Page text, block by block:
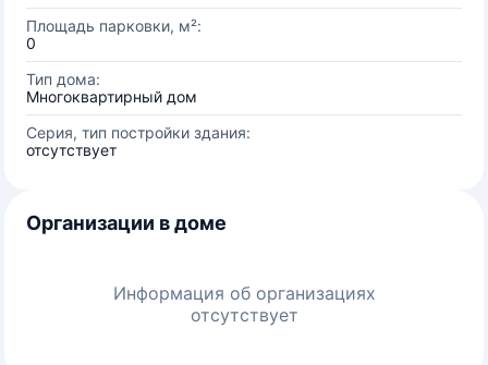
Площадь парковки, м²:
0
Тип дома:
Многоквартирный дом
Серия, тип постройки здания:
отсутствует
Организации в доме
Информация об организациях
отсутствует